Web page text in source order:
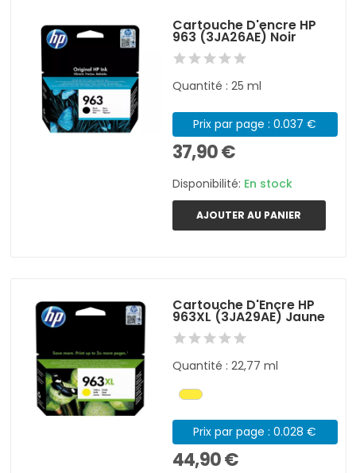
Cartouche D'encre HP
963 (3JA26AE) Noir
Quantité : 25 ml
Prix par page : 0.037 €
37,90 €
Disponibilité: En stock
AJOUTER AU PANIER
Cartouche D'Encre HP
963XL (3JA29AE) Jaune
Quantité : 22,77 ml
Prix par page : 0.028 €
44,90 €